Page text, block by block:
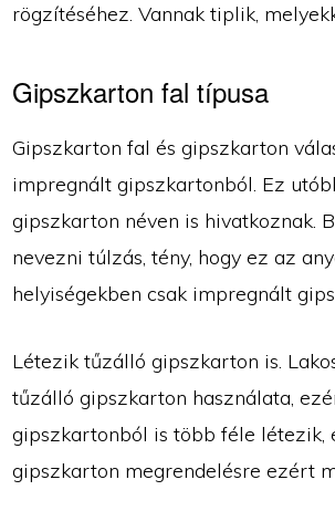
rögzítéséhez. Vannak tiplik,
Gipszkarton fal típusa
Gipszkarton fal és gipszkarton
impregnált gipszkartonból. Ez
gipszkarton néven is hivatkoznak.
nevezni túlzás, tény, hogy ez az
helyiségekben csak impregnált
Létezik tűzálló gipszkarton is.
tűzálló gipszkarton használata,
gipszkartonból is több féle
gipszkarton megrendelésre ezért